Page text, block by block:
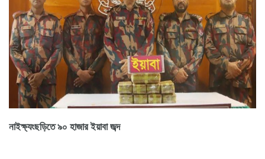
নাইক্ষ্যংছড়িতে ৯০ হাজার ইয়াবা জব্দ